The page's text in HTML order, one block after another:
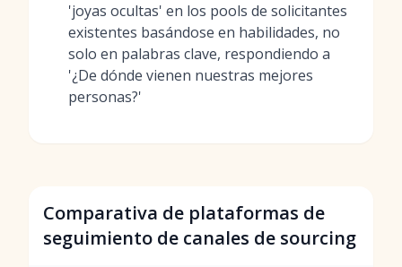
'joyas ocultas' en los pools de solicitantes
existentes basándose en habilidades, no
solo en palabras clave, respondiendo a
'¿De dónde vienen nuestras mejores
personas?'
Comparativa de plataformas de
seguimiento de canales de sourcing